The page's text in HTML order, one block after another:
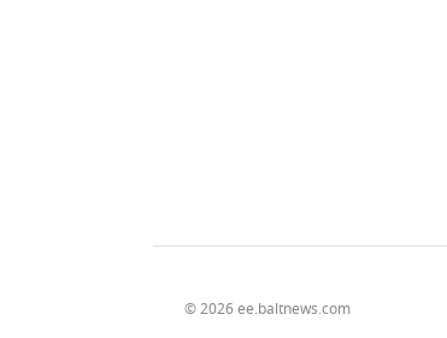
© 2026 ee.baltnews.com